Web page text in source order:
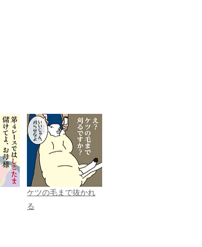
ケツの毛まで抜かれ
る